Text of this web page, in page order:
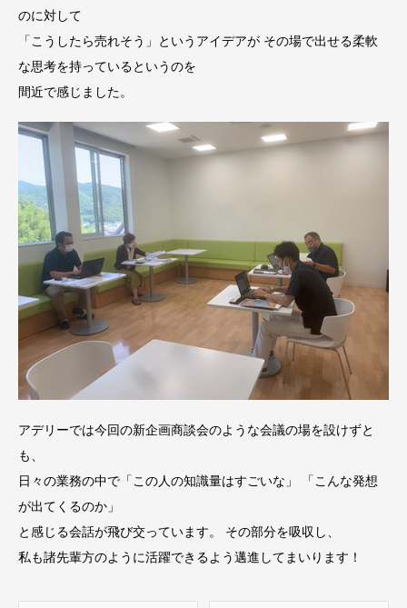
のに対して
「こうしたら売れそう」というアイデアが その場で出せる柔軟
な思考を持っているというのを
間近で感じました。
アデリーでは今回の新企画商談会のような会議の場を設けずと
も、
日々の業務の中で「この人の知識量はすごいな」 「こんな発想
が出てくるのか」
と感じる会話が飛び交っています。 その部分を吸収し、
私も諸先輩方のように活躍できるよう邁進してまいります！